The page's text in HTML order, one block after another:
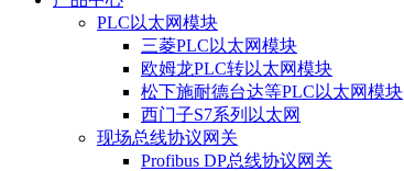
PLC以太网模块
三菱PLC以太网模块
欧姆龙PLC转以太网模块
松下施耐德台达等PLC以太网模块
西门子S7系列以太网
现场总线协议网关
Profibus DP总线协议网关